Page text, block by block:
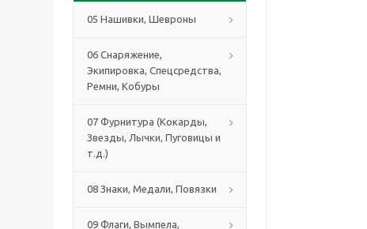
05 Нашивки, Шевроны
06 Снаряжение,
Экипировка, Спецсредства,
Ремни, Кобуры
07 Фурнитура (Кокарды,
Звезды, Лычки, Пуговицы и
т.д.)
08 Знаки, Медали, Повязки
09 Флаги, Вымпела,